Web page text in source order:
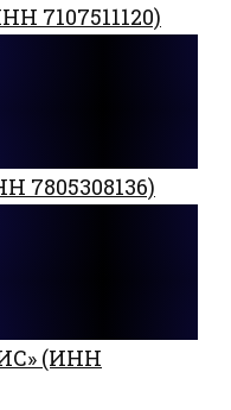
7107511120)
7805308136)
(ИНН